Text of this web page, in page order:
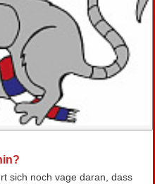
sich noch vage daran, dass